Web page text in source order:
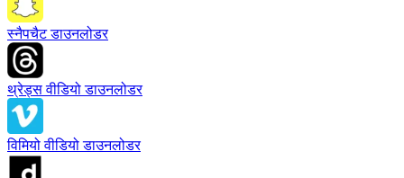
स्नैपचैट डाउनलोडर
थ्रेड्स वीडियो डाउनलोडर
विमियो वीडियो डाउनलोडर